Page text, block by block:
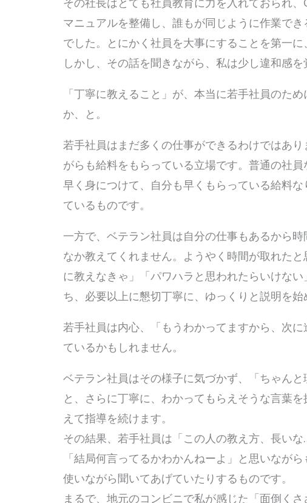
マニュアルを整備し、誰もが同じように作業で
でした。とにかく社員を大事にすることを第一に
しかし、その話を聞きながら、私は少し違和感を
「丁寧に教えること」が、本当に若手社員のた
か、と。
若手社員はまだ多くの仕事ができるわけではあ
がらも給料をもらっている立場です。普通の社
早く身につけて、自分も早くもらっている給料
ているものです。
一方で、ベテラン社員は自分の仕事もあるから
なか教えてくれません。ようやく時間が取れた
に教えなきゃ」「パワハラと思われたらいけな
ち、必要以上に懇切丁寧に、ゆっくりと説明を始
若手社員は内心、「もうわかってますから、次
ているかもしれません。
ベテラン社員はその様子に気づかず、「ちゃんと
と、さらに丁寧に、わかってもらえそうな言葉
えて指導を続けます。
その結果、若手社員は「この人の教え方、長いな
「結局何言ってるかわかんねーよ」と思いなが
使いながら聞いてあげていたりするものです。
まるで、地元のコンビニで私が感じた「面倒く